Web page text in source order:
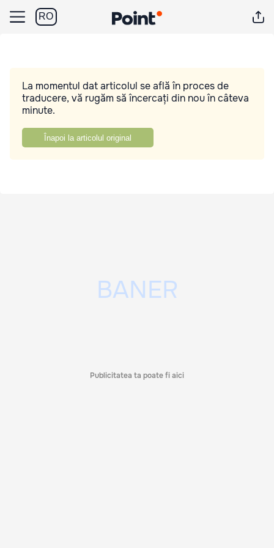
RO
La momentul dat articolul se află în proces de
traducere, vă rugăm să încercați din nou în câteva
minute.
Înapoi la articolul original
Publicitatea ta poate fi aici